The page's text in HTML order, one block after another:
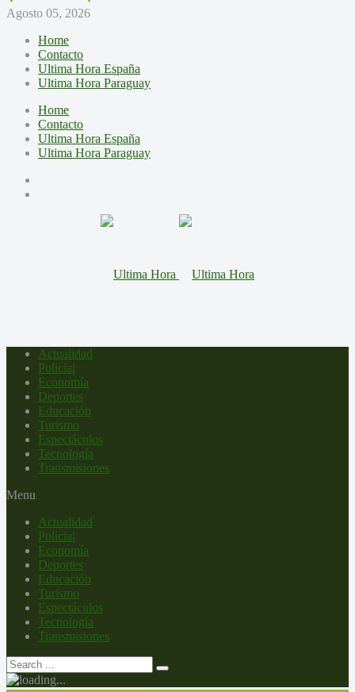
Agosto 05, 2026
Home
Contacto
Ultima Hora España
Ultima Hora Paraguay
Home
Contacto
Ultima Hora España
Ultima Hora Paraguay
Actualidad
Policial
Economía
Deportes
Educación
Turismo
Espectáculos
Tecnología
Transmisiones
Menu
Actualidad
Policial
Economía
Deportes
Educación
Turismo
Espectáculos
Tecnología
Transmisiones